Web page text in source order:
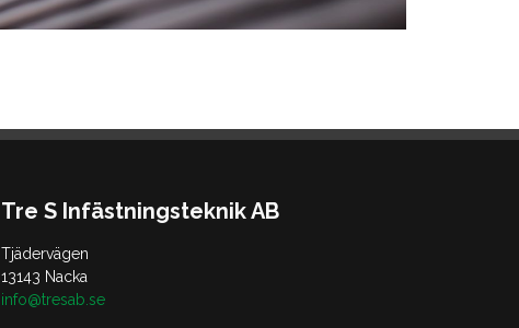
Tre S Infästningsteknik AB
Tjädervägen
13143 Nacka
info@tresab.se